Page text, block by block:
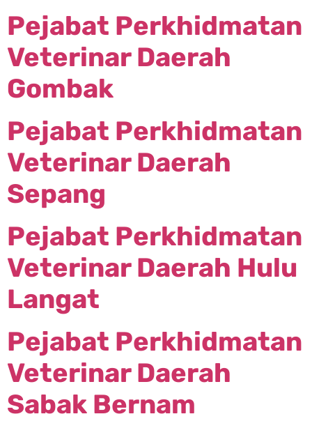
Pejabat Perkhidmatan
Veterinar Daerah
Gombak
Pejabat Perkhidmatan
Veterinar Daerah
Sepang
Pejabat Perkhidmatan
Veterinar Daerah Hulu
Langat
Pejabat Perkhidmatan
Veterinar Daerah
Sabak Bernam